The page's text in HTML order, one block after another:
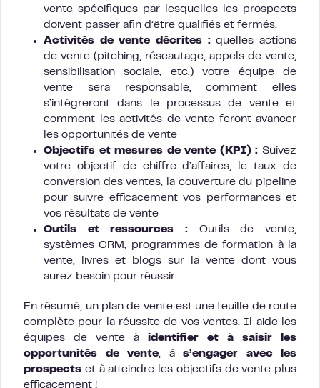
vente spécifiques par lesquelles les prospects
doivent passer afin d’être qualifiés et fermés.
Activités de vente décrites :quelles actions
de vente (pitching, réseautage, appels de vente,
sensibilisation sociale, etc.) votre équipe de
vente sera responsable, comment elles
s’intégreront dans le processus de vente et
comment les activités de vente feront avancer
les opportunités de vente
Objectifs et mesures de vente (KPI) : Suivez
votre objectif de chiffre d’affaires, le taux de
conversion des ventes, la couverture du pipeline
pour suivre efficacement vos performances et
vos résultats de vente
Outils et ressources : Outils de vente,
systèmes CRM, programmes de formation à la
vente, livres et blogs sur la vente dont vous
aurez besoin pour réussir.
En résumé, un plan de vente est une feuille de route
complète pour la réussite de vos ventes. Il aide les
équipes de vente à identifier et à saisir les
opportunités de vente , à s’engager avec les
prospects et à atteindre les objectifs de vente plus
efficacement !